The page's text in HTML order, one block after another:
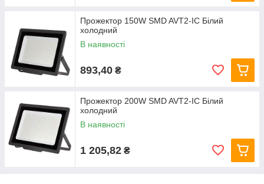
Прожектор 150W SMD AVT2-IC Білий
холодний
В наявності
893,40 ₴
Прожектор 200W SMD AVT2-IC Білий
холодний
В наявності
1 205,82 ₴